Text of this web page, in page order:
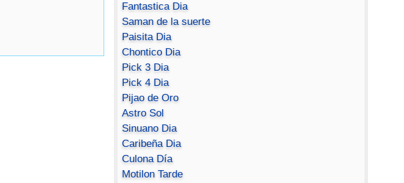
Fantastica Dia
Saman de la suerte
Paisita Dia
Chontico Dia
Pick 3 Dia
Pick 4 Dia
Pijao de Oro
Astro Sol
Sinuano Dia
Caribeña Dia
Culona Día
Motilon Tarde